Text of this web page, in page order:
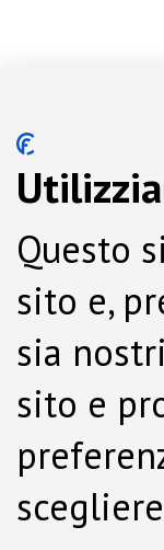
Questo
sito e,
sia
sito e